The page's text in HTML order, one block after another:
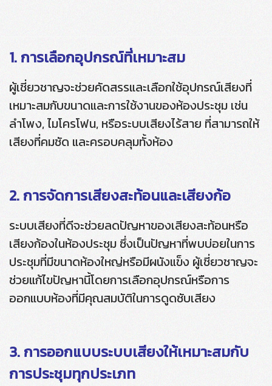
1. การเลือกอุปกรณ์ที่เหมาะสม
ผู้เชี่ยวชาญจะช่วยคัดสรรและเลือกใช้อุปกรณ์เสียงที่
เหมาะสมกับขนาดและการใช้งานของห้องประชุม เช่น
ลำโพง, ไมโครโฟน, หรือระบบเสียงไร้สาย ที่สามารถให้
เสียงที่คมชัด และครอบคลุมทั้งห้อง
2. การจัดการเสียงสะท้อนและเสียงก้อ
ระบบเสียงที่ดีจะช่วยลดปัญหาของเสียงสะท้อนหรือ
เสียงก้องในห้องประชุม ซึ่งเป็นปัญหาที่พบบ่อยในการ
ประชุมที่มีขนาดห้องใหญ่หรือมีผนังแข็ง ผู้เชี่ยวชาญจะ
ช่วยแก้ไขปัญหานี้โดยการเลือกอุปกรณ์หรือการ
ออกแบบห้องที่มีคุณสมบัติในการดูดซับเสียง
3. การออกแบบระบบเสียงให้เหมาะสมกับ
การประชุมทุกประเภท